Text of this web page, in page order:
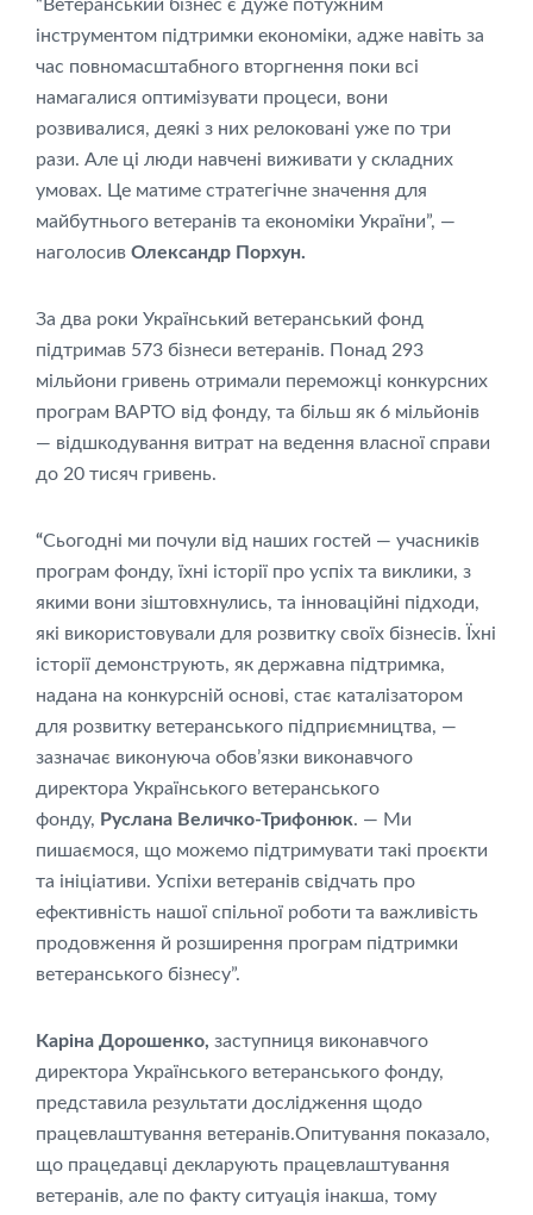
“Ветеранський бізнес є дуже потужним
інструментом підтримки економіки, адже навіть за
час повномасштабного вторгнення поки всі
намагалися оптимізувати процеси, вони
розвивалися, деякі з них релоковані уже по три
рази. Але ці люди навчені виживати у складних
умовах. Це матиме стратегічне значення для
майбутнього ветеранів та економіки України”, —
наголосив Олександр Порхун.
За два роки Український ветеранський фонд
підтримав 573 бізнеси ветеранів. Понад 293
мільйони гривень отримали переможці конкурсних
програм ВАРТО від фонду, та більш як 6 мільйонів
— відшкодування витрат на ведення власної справи
до 20 тисяч гривень.
“Сьогодні ми почули від наших гостей — учасників
програм фонду, їхні історії про успіх та виклики, з
якими вони зіштовхнулись, та інноваційні підходи,
які використовували для розвитку своїх бізнесів. Їхні
історії демонструють, як державна підтримка,
надана на конкурсній основі, стає каталізатором
для розвитку ветеранського підприємництва, —
зазначає виконуюча обов’язки виконавчого
директора Українського ветеранського
фонду, Руслана Величко-Трифонюк. — Ми
пишаємося, що можемо підтримувати такі проєкти
та ініціативи. Успіхи ветеранів свідчать про
ефективність нашої спільної роботи та важливість
продовження й розширення програм підтримки
ветеранського бізнесу”.
Каріна Дорошенко, заступниця виконавчого
директора Українського ветеранського фонду,
представила результати дослідження щодо
працевлаштування ветеранів.Опитування показало,
що працедавці декларують працевлаштування
ветеранів, але по факту ситуація інакша, тому